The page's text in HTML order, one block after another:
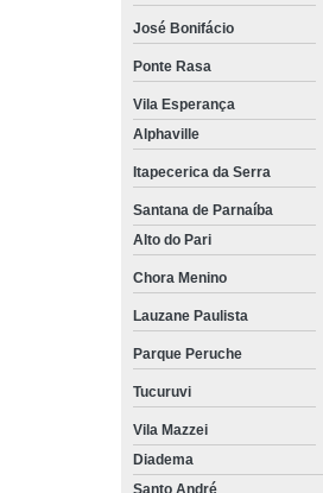
José Bonifácio
Ponte Rasa
Vila Esperança
Alphaville
Itapecerica da Serra
Santana de Parnaíba
Alto do Pari
Chora Menino
Lauzane Paulista
Parque Peruche
Tucuruvi
Vila Mazzei
Diadema
Santo André